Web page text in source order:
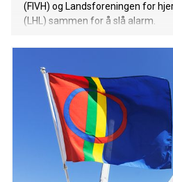
(FIVH) og Landsforeningen for
(LHL) sammen for å slå alarm.